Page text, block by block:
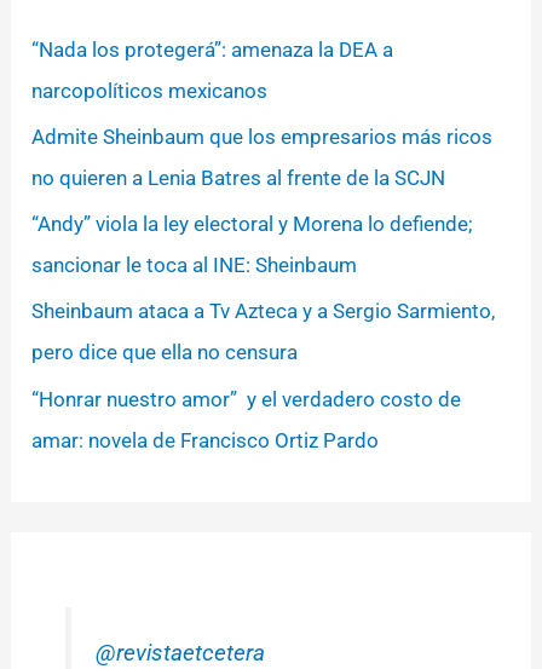
“Nada los protegerá”: amenaza la DEA a
narcopolíticos mexicanos
Admite Sheinbaum que los empresarios más ricos
no quieren a Lenia Batres al frente de la SCJN
“Andy” viola la ley electoral y Morena lo defiende;
sancionar le toca al INE: Sheinbaum
Sheinbaum ataca a Tv Azteca y a Sergio Sarmiento,
pero dice que ella no censura
“Honrar nuestro amor” y el verdadero costo de
amar: novela de Francisco Ortiz Pardo
@revistaetcetera